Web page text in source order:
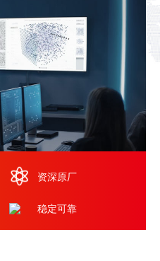
资深原厂
稳定可靠